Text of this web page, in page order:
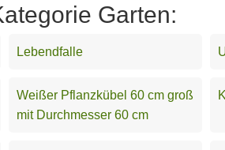
Garten:
Lebendfalle
Weißer Pflanzkübel 60 cm groß
mit Durchmesser 60 cm